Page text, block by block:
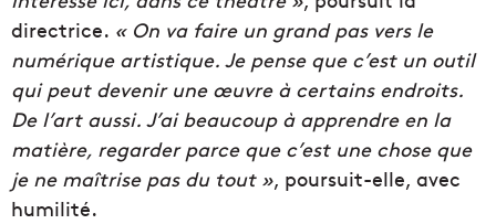
directrice. « On va faire un grand pas vers le
numérique artistique. Je pense que c’est un outil
qui peut devenir une œuvre à certains endroits.
De l’art aussi. J’ai beaucoup à apprendre en la
matière, regarder parce que c’est une chose que
je ne maîtrise pas du tout », poursuit-elle, avec
humilité.